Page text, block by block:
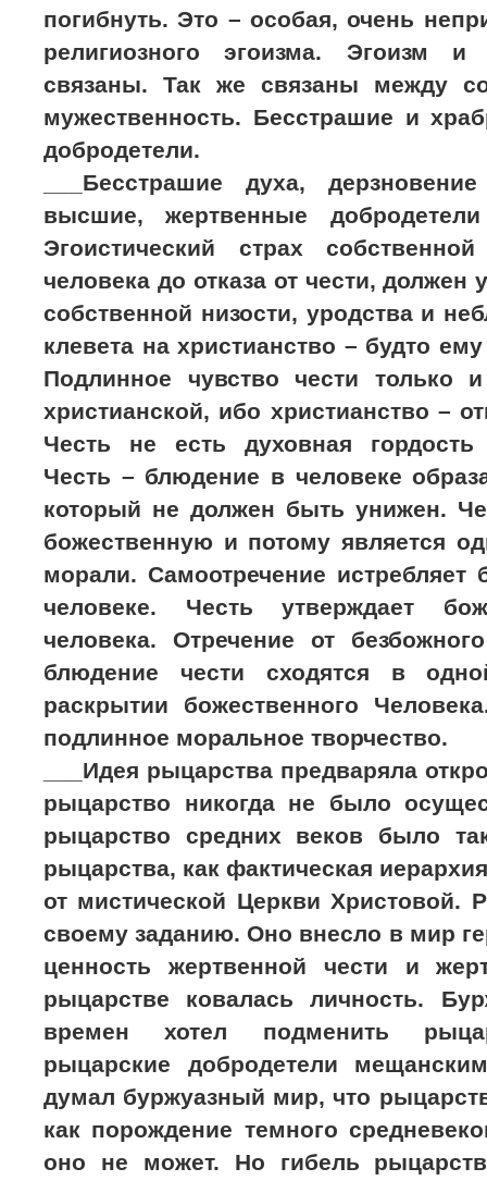
погибнуть. Это – особая, очень
религиозного эгоизма. Эгоизм и
связаны. Так же связаны между
мужественность. Бесстрашие и
добродетели.
___Бесстрашие духа,
высшие, жертвенные добродетели
Эгоистический страх
человека до отказа от чести, должен
собственной низости, уродства и
клевета на христианство – будто
Подлинное чувство чести только
христианской, ибо христианство –
Честь не есть духовная
Честь – блюдение в человеке
который не должен быть унижен.
божественную и потому является
морали. Самоотречение
человеке. Честь утверждает
человека. Отречение от
блюдение чести сходятся в
раскрытии божественного
подлинное моральное творчество.
___Идея рыцарства предваряла
рыцарство никогда не было
рыцарство средних веков было
рыцарства, как фактическая
от мистической Церкви Христовой.
своему заданию. Оно внесло в мир
ценность жертвенной чести и
рыцарстве ковалась личность.
времен хотел подменить
рыцарские добродетели
думал буржуазный мир, что
как порождение темного
оно не может. Но гибель